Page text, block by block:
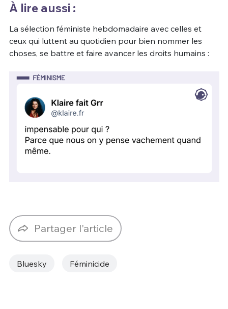
À lire aussi :
La sélection féministe hebdomadaire avec celles et
ceux qui luttent au quotidien pour bien nommer les
choses, se battre et faire avancer les droits humains :
Partager l'article
Bluesky Féminicide